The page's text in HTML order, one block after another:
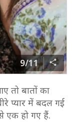
9/11
तो बातों का
प्यार में बदल गई
एक हो गए हैं.